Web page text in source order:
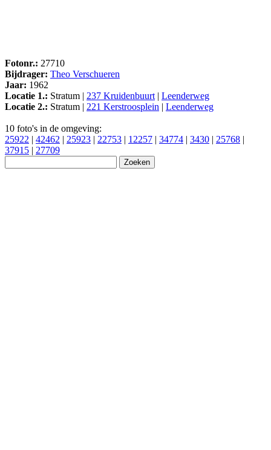
Fotonr.: 27710
Bijdrager: Theo Verschueren
Jaar: 1962
Locatie 1.: Stratum | 237 Kruidenbuurt | Leenderweg
Locatie 2.: Stratum | 221 Kerstroosplein | Leenderweg
10 foto's in de omgeving:
25922 | 42462 | 25923 | 22753 | 12257 | 34774 | 3430 | 25768 |
37915 | 27709